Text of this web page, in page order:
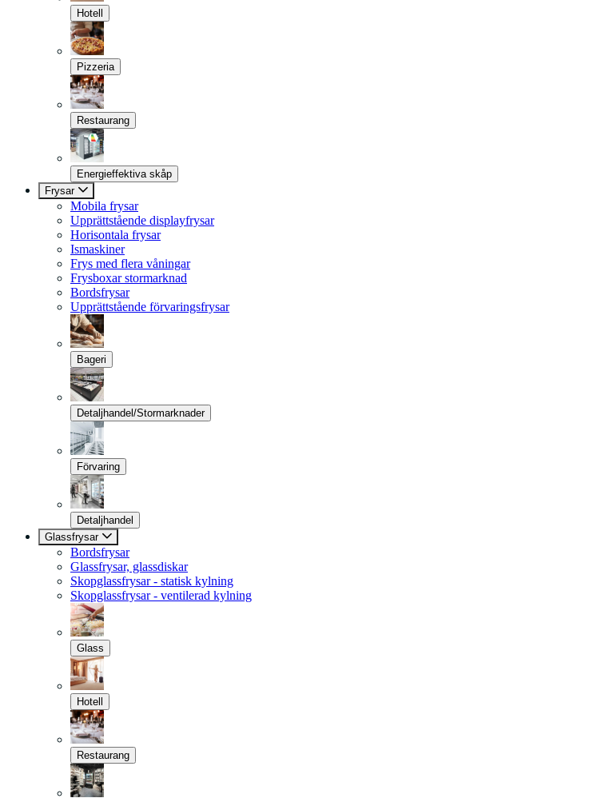
Hotell
Pizzeria
Restaurang
Energieffektiva skåp
Frysar
Mobila frysar
Upprättstående displayfrysar
Horisontala frysar
Ismaskiner
Frys med flera våningar
Frysboxar stormarknad
Bordsfrysar
Upprättstående förvaringsfrysar
Bageri
Detaljhandel/Stormarknader
Förvaring
Detaljhandel
Glassfrysar
Bordsfrysar
Glassfrysar, glassdiskar
Skopglassfrysar - statisk kylning
Skopglassfrysar - ventilerad kylning
Glass
Hotell
Restaurang